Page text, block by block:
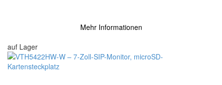
Mehr Informationen
auf Lager